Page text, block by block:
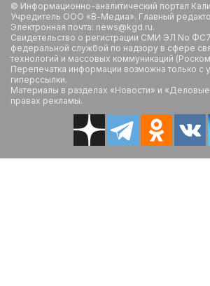
© Информационно-аналитический портал
Учредитель ООО «В-Медиа». Главный
Электронная почта: news@kgd.ru.
Свидетельство о регистрации СМИ ЭЛ No
федеральной службой по надзору в сфере
технологий и массовых коммуникаций
Перепечатка информации возможна только с
гиперссылки.
Материалы в разделах «Новости» и
правах рекламы.